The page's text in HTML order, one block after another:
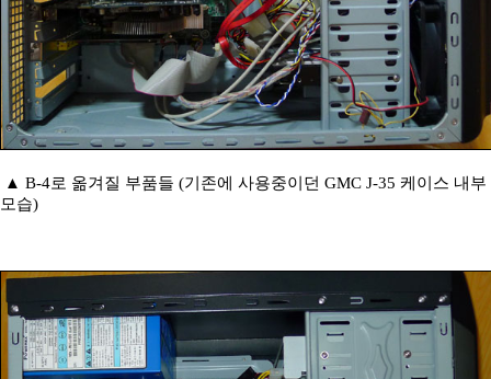
▲ B-4로 옮겨질 부품들 (기존에 사용중이던 GMC J-35 케이스 내부
모습)